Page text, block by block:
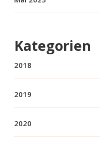
Kategorien
2018
2019
2020